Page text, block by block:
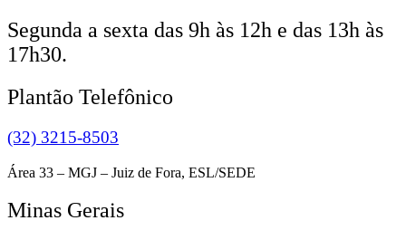
Segunda a sexta das 9h às 12h e das 13h às
17h30.
Plantão Telefônico
(32) 3215-8503
Área 33 – MGJ – Juiz de Fora, ESL/SEDE
Minas Gerais